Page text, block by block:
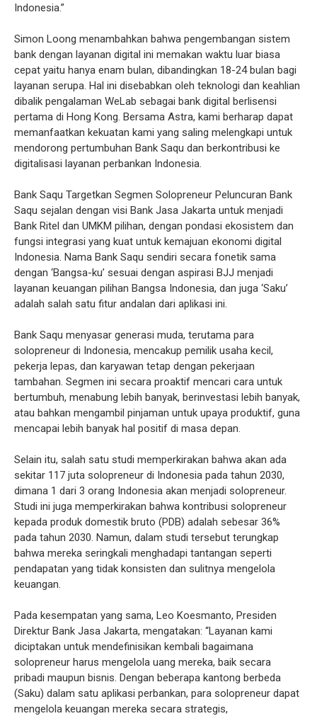
Indonesia.”
Simon Loong menambahkan bahwa pengembangan sistem
bank dengan layanan digital ini memakan waktu luar biasa
cepat yaitu hanya enam bulan, dibandingkan 18-24 bulan bagi
layanan serupa. Hal ini disebabkan oleh teknologi dan keahlian
dibalik pengalaman WeLab sebagai bank digital berlisensi
pertama di Hong Kong. Bersama Astra, kami berharap dapat
memanfaatkan kekuatan kami yang saling melengkapi untuk
mendorong pertumbuhan Bank Saqu dan berkontribusi ke
digitalisasi layanan perbankan Indonesia.
Bank Saqu Targetkan Segmen Solopreneur Peluncuran Bank
Saqu sejalan dengan visi Bank Jasa Jakarta untuk menjadi
Bank Ritel dan UMKM pilihan, dengan pondasi ekosistem dan
fungsi integrasi yang kuat untuk kemajuan ekonomi digital
Indonesia. Nama Bank Saqu sendiri secara fonetik sama
dengan ‘Bangsa-ku’ sesuai dengan aspirasi BJJ menjadi
layanan keuangan pilihan Bangsa Indonesia, dan juga ‘Saku’
adalah salah satu fitur andalan dari aplikasi ini.
Bank Saqu menyasar generasi muda, terutama para
solopreneur di Indonesia, mencakup pemilik usaha kecil,
pekerja lepas, dan karyawan tetap dengan pekerjaan
tambahan. Segmen ini secara proaktif mencari cara untuk
bertumbuh, menabung lebih banyak, berinvestasi lebih banyak,
atau bahkan mengambil pinjaman untuk upaya produktif, guna
mencapai lebih banyak hal positif di masa depan.
Selain itu, salah satu studi memperkirakan bahwa akan ada
sekitar 117 juta solopreneur di Indonesia pada tahun 2030,
dimana 1 dari 3 orang Indonesia akan menjadi solopreneur.
Studi ini juga memperkirakan bahwa kontribusi solopreneur
kepada produk domestik bruto (PDB) adalah sebesar 36%
pada tahun 2030. Namun, dalam studi tersebut terungkap
bahwa mereka seringkali menghadapi tantangan seperti
pendapatan yang tidak konsisten dan sulitnya mengelola
keuangan.
Pada kesempatan yang sama, Leo Koesmanto, Presiden
Direktur Bank Jasa Jakarta, mengatakan: “Layanan kami
diciptakan untuk mendefinisikan kembali bagaimana
solopreneur harus mengelola uang mereka, baik secara
pribadi maupun bisnis. Dengan beberapa kantong berbeda
(Saku) dalam satu aplikasi perbankan, para solopreneur dapat
mengelola keuangan mereka secara strategis,